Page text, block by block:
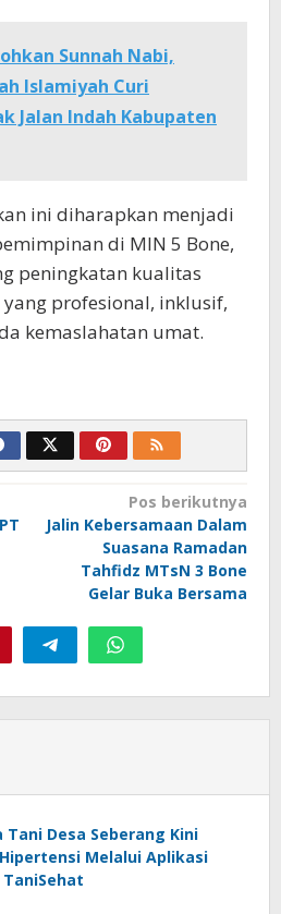
Sunnah Nabi,
Islamiyah Curi
Jalan Indah Kabupaten
ini diharapkan menjadi
di MIN 5 Bone,
peningkatan kualitas
profesional, inklusif,
kemaslahatan umat.
Pos berikutnya
Jalin Kebersamaan Dalam
Suasana Ramadan
Tahfidz MTsN 3 Bone
Gelar Buka Bersama
Tani Desa Seberang Kini
Melalui Aplikasi